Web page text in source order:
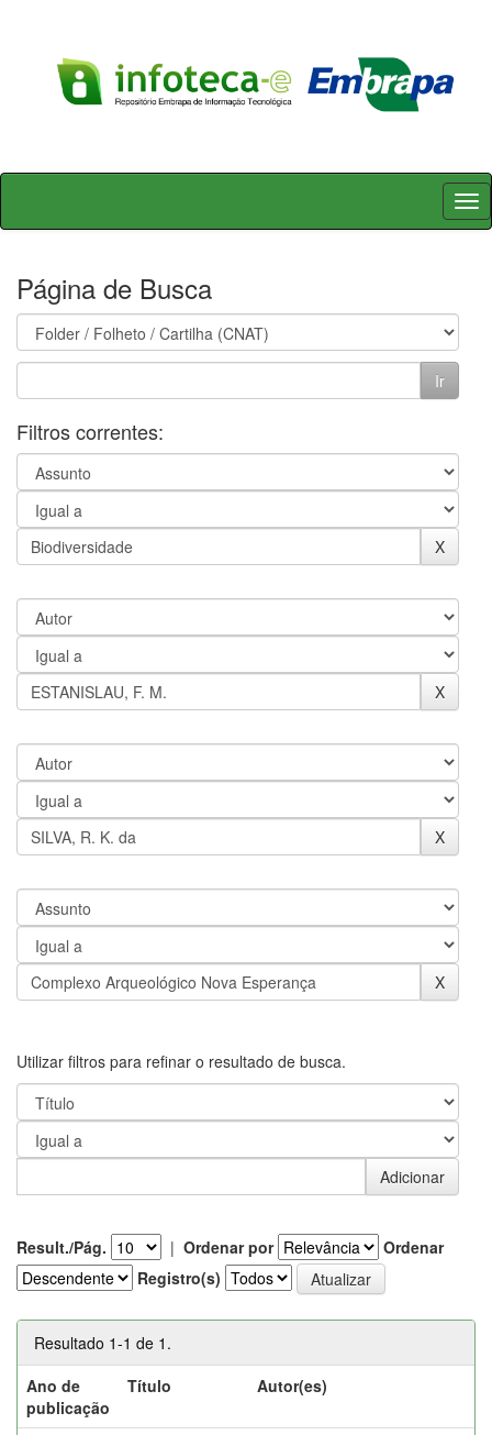
Skip
Página de Busca
Filtros correntes:
Utilizar filtros para refinar o resultado de busca.
Result./Pág. | Ordenar por
Ordenar
Registro(s)
Resultado 1-1 de 1.
Ano de
publicação
Título Autor(es)